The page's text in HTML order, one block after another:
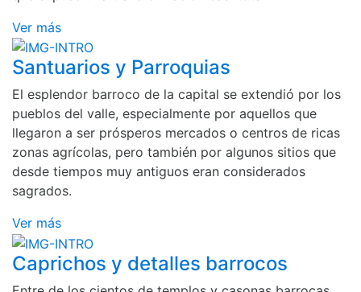
Ver más
Santuarios y Parroquias
El esplendor barroco de la capital se extendió por los
pueblos del valle, especialmente por aquellos que
llegaron a ser prósperos mercados o centros de ricas
zonas agrícolas, pero también por algunos sitios que
desde tiempos muy antiguos eran considerados
sagrados.
Ver más
Caprichos y detalles barrocos